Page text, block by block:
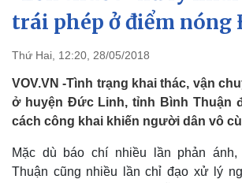
Đảng
Tổ chức nhân sự
Nhận diện sự thật
Tin 24h
Dự báo
Việc làm
Biển đảo
trái phép ở điểm nóng
Thứ Hai, 12:20, 28/05/2018
VOV.VN -Tình trạng khai thác, vận
ở huyện Đức Linh, tỉnh Bình Thuận
cách công khai khiến người dân vô
Mặc dù báo chí nhiều lần phản
Thuận cũng nhiều lần chỉ đạo xử lý